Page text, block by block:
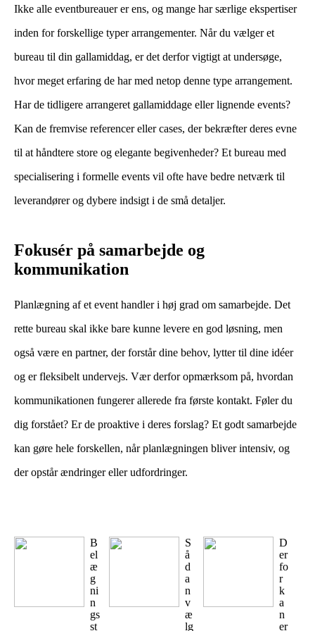
Ikke alle eventbureauer er ens, og mange har særlige ekspertiser
inden for forskellige typer arrangementer. Når du vælger et
bureau til din gallamiddag, er det derfor vigtigt at undersøge,
hvor meget erfaring de har med netop denne type arrangement.
Har de tidligere arrangeret gallamiddage eller lignende events?
Kan de fremvise referencer eller cases, der bekræfter deres evne
til at håndtere store og elegante begivenheder? Et bureau med
specialisering i formelle events vil ofte have bedre netværk til
leverandører og dybere indsigt i de små detaljer.
Fokusér på samarbejde og
kommunikation
Planlægning af et event handler i høj grad om samarbejde. Det
rette bureau skal ikke bare kunne levere en god løsning, men
også være en partner, der forstår dine behov, lytter til dine idéer
og er fleksibelt undervejs. Vær derfor opmærksom på, hvordan
kommunikationen fungerer allerede fra første kontakt. Føler du
dig forstået? Er de proaktive i deres forslag? Et godt samarbejde
kan gøre hele forskellen, når planlægningen bliver intensiv, og
der opstår ændringer eller udfordringer.
B
el
æ
g
ni
n
gs
st
S
å
d
a
n
v
æ
lg
D
er
fo
r
k
a
n
er